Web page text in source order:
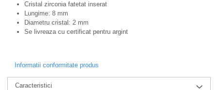
Cristal zirconia fatetat inserat
Lungime: 8 mm
Diametru cristal: 2 mm
Se livreaza cu certificat pentru argint
Informatii conformitate produs
Caracteristici